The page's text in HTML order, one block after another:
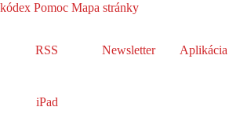
kódex Pomoc Mapa stránky
RSS Newsletter Aplikácia
iPad